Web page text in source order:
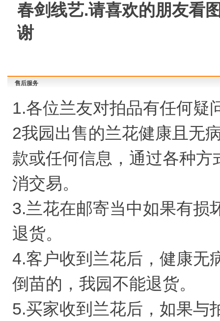
春剑线艺.请喜欢的朋友看
谢
售后服务
1.各位兰友对拍品有任何疑
2我园出售的兰花健康且无
款或任何信息，通过各种
消交易。
3.兰花在邮寄当中如果有损
退货。
4.客户收到兰花后，健康无
倒苗的，我园不能退货。
5.买家收到兰花后，如果与